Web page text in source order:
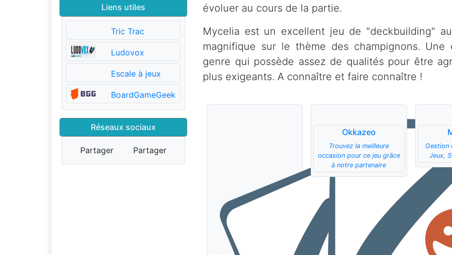
Liens utiles
Tric Trac
Ludovox
Escale à jeux
BoardGameGeek
Réseaux sociaux
Partager Partager
évoluer au cours de la partie.
Mycelia est un excellent jeu de "deckbuilding"
magnifique sur le thème des champignons.
genre qui possède assez de qualités pour être
plus exigeants. A connaître et faire connaître !
Okkazeo
Trouvez la meilleure
occasion pour ce jeu grâce
à notre partenaire
Gestion
Jeux,